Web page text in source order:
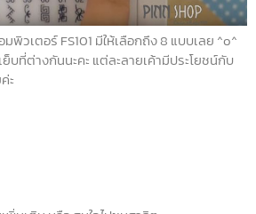
พิวเตอร์ FS101 มีให้เลือกถึง 8 แบบเลย ^o^
ย็บที่ต่างกันนะคะ แต่ละลายเค้ามีประโยชน์กับ
ะ